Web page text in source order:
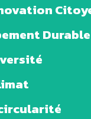
Durable